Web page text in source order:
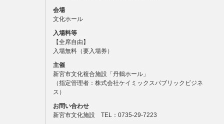
会場
文化ホール
入場料等
【全席自由】
入場無料（要入場券）
主催
新宮市文化複合施設「丹鶴ホール」
（指定管理者：株式会社ケイミックスパブリックビジネ
ス）
お問い合わせ
新宮市文化施設 TEL：0735-29-7223